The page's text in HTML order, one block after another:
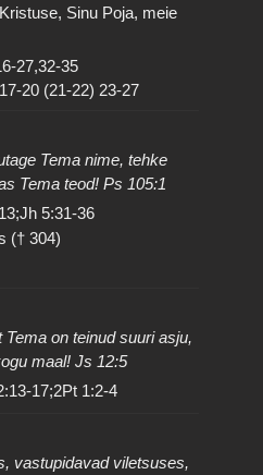
Sinu Poja, meie
27,32-35
20 (21-22) 23-27
Tema nime, tehke
Tema teod! Ps 105:1
5:31-36
(† 304)
on teinud suuri asju,
maal! Js 12:5
17;2Pt 1:2-4
vastupidavad viletsuses,